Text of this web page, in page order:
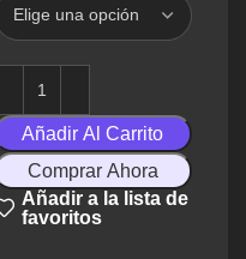
Añadir Al Carrito
Comprar Ahora
Añadir a la lista de
favoritos